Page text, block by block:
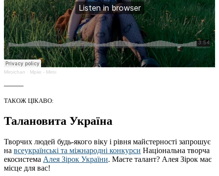
Miroichan · Мрію - Miroi
ТАКОЖ ЦІКАВО:
Талановита Україна
Творчих людей будь-якого віку і рівня майстерності запрошує
на всеукраїнські та міжнародні конкурси Національна творча
екосистема Алея Зірок України. Маєте талант? Алея Зірок має
місце для вас!